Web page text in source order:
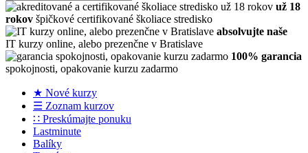
už 18
rokov špičkové certifikované školiace stredisko
absolvujte naše
IT kurzy online, alebo prezenčne v Bratislave
100% garancia
spokojnosti, opakovanie kurzu zadarmo
★ Nové kurzy
☰ Zoznam kurzov
∷ Preskúmajte ponuku
Lastminute
Balíky